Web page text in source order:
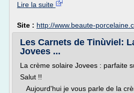
Lire la suite
Site : http://www.beaute-
Les Carnets de Tinùviel:
Jovees ...
La crème solaire Jovees : parfaite
Salut !!
Aujourd'hui je vous parle de la